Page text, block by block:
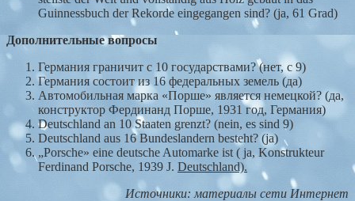
Guinnessbuch der Rekorde eingegangen sind? (ja, 61 Grad)
Дополнительные вопросы
Германия граничит с 10 государствами? (нет, с 9)
Германия состоит из 16 федеральных земель (да)
Автомобильная марка «Порше» является немецкой? (да,
конструктор Фердинанд Порше, 1931 год, Германия)
Deutschland an 10 Staaten grenzt? (nein, es sind 9)
Deutschland aus 16 Bundeslandern besteht? (ja)
„Porsche» eine deutsche Automarke ist ( ja, Konstrukteur
Ferdinand Porsche, 1939 J. Deutschland).
Источники: материалы сети Интернет